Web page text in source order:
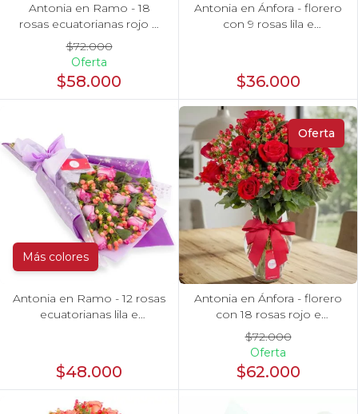
Antonia en Ramo - 18
rosas ecuatorianas rojo e
hypericum
$72.000
Oferta
$58.000
Antonia en Ánfora - florero
con 9 rosas lila e
$36.000
Más colores
Antonia en Ramo - 12 rosas
ecuatorianas lila e
$48.000
Oferta
Antonia en Ánfora - florero
con 18 rosas rojo e
hypericum
$72.000
Oferta
$62.000